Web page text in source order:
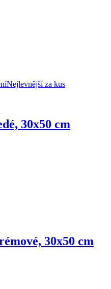
Nejlevnější za kus
30x50 cm
30x50 cm